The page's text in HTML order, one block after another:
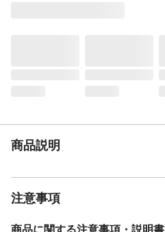
商品説明
注意事項
商品に関する注意事項・説明書